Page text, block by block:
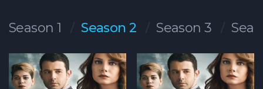
Season 1 Season 2 Season 3